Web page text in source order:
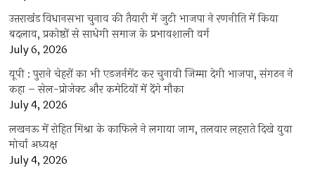
उत्तराखंंड विधानसभा चुनाव की तैयारी में जुटी भाजपा ने रणनीति में किया
बदलाव, प्रकोष्ठों से साधेगी समाज के प्रभावशाली वर्ग
July 6, 2026
यूपी : पुराने चेहरों का भी एडजर्नमेंट कर चुनावी जिम्मा देगी भाजपा, संगठन ने
कहा – सेल-प्रोजेक्ट और कमेटियों में देंगे मौका
July 4, 2026
लखनऊ में रोहित मिश्रा के काफिले ने लगाया जाम, तलवार लहराते दिखे युवा
मोर्चा अध्यक्ष
July 4, 2026